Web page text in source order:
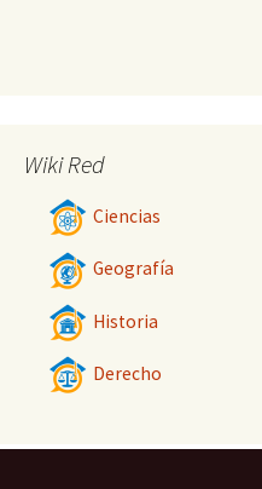
Wiki Red
Ciencias
Geografía
Historia
Derecho